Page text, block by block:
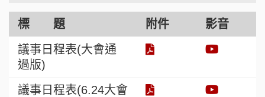
標 題 附件
影音
議事日程表(大會通
過版)
議事日程表(6.24大會